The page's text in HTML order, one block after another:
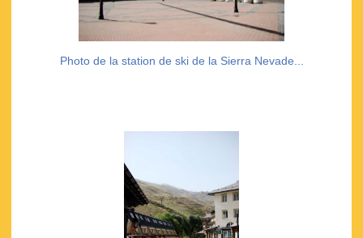
Photo de la station de ski de la Sierra Nevade...